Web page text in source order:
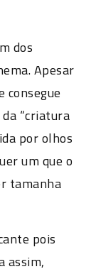
dos
Apesar
consegue
“criatura
por olhos
um que o
tamanha
pois
assim,